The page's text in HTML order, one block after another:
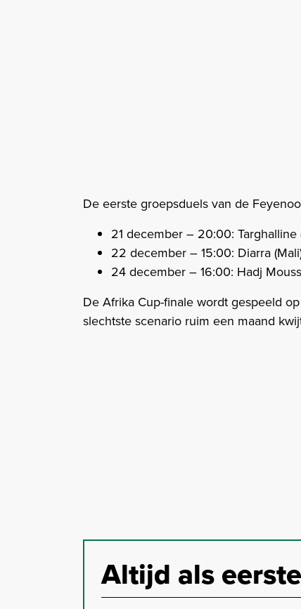
De eerste groepsduels van de
21 december – 20:00:
22 december – 15:00: Diarra
24 december – 16:00: Hadj
De Afrika Cup-finale wordt gespeeld
slechtste scenario ruim een maand
Altijd als